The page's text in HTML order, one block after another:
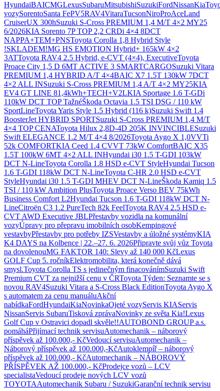
HyundaiBAICMGLexusSubaruMitsubishiSuzukiFordNissanKia
vozySorentoSanta FePV5RAV4VitaraTucsonNiroProAceLand
CruiserUX 300hSuzuki S-Cross PREMIUM 1,4 M/T 4×2 MY25
6/2026KIA Sorento 7P TOP 2,2 CRDi 4×4 8DCT
NAPPA+TEM+PNSToyota Corolla 1,8 Hybrid Style
!SKLADEM!MG HS EMOTION Hybrid+ 165kW 4×2
3ATToyota RAV4 2.5 Hybrid, e-CVT (4×4), ExecutiveToyota
Proace City 1,5 D 6MT ACTIVE 3 SMARTCARGOSuzuki Vitara
PREMIUM 1,4 HYBRID A/T 4×4BAIC X7 1.5T 130kW 7DCT
4×2 ALL INSuzuki S-Cross PREMIUM 1,4 A/T 4×2 MY25KIA
EV4 GT LINE 81,4kWh+TECH+V2LKIA Sportage 1.6 T-GDi
110kW DCT TOP TažnéŠkoda Octavia 1.5 TSI DSG / 110 kW
SportLineToyota Yaris Style 1.5 Hybrid (116 k)Suzuki Swift 1.4
BoosterJet HYBRID SPORTSuzuki S-Cross PREMIUM 1,4 M/T
4×4 TOP CENAToyota Hilux 2,8D-4D 205K INVINCIBLESuzuki
Swift ELEGANCE 1.2 M/T 4×4 8/2026Toyota Aygo X 1,0VVTi
52k COMFORTKIA Ceed 1.4 CVVT 73kW ComfortBAIC X35
1.5T 100kW 6MT 4×2 ALL INHyundai i30 1.5 T-GDI 103kW
DCT N-LineToyota Corolla 1.8 HSD e-CVT StyleHyundai Tucson
1.6 T-GDI 118kW DCT N-LineToyota C-HR 2.0 HSD e-CVT
StyleHyundai i30 1.5 T-GDI MHEV DCT N-LineŠkoda Kamiq 1.5
TSI / 110 kW Ambition PlusToyota Proace Verso BEV 75kWh
Business Comfort L2Hyundai Tucson 1.6 T-GDI 118kW DCT N-
LineCitroën C3 1.2 PureTech 82k FeelToyota RAV4 2.5 HSD e-
CVT AWD Executive JBLPřestavby vozidla na komunální
vozyÚpravy pro přepravu imobilních osobKempingové
vestavbyPřestavby pro potřeby IZSVestavby a úložné systémyKIA
K4 DAYS na Kolbence | 22.–27. 6. 2026Připravte svůj vůz Toyota
na dovolenouMG FAKTOR 140: Slevy až 140 000 KčLexus
GOLF Cup 5. ročníkElektromobilita, která konečně dává
smysl.Toyota Corolla TS s jedinečným finacovánímSuzuki Swift
Premium CVT za nejnižší cenu v ČRToyota Týden: Seznamte se s
novou RAV4Suzuki Vitara a S-Cross Black EditionToyota Aygo X
s automatem za cenu manuáluAkční
nabídkaFordHyundaiKiaNovinkaOjeté vozyServis KIAServis
NissanServis SubaruTisková zprávaNovinky ze světa Kia!Lexus
Golf Cup v Ostravici dopadl skvěle!!AUTOBOND GROUP a.s.
pomáháPřijímací technik servisuAutomechanik – náborový
příspěvek až 100.000,- KčVedoucí servisuAutomechanik –
Náborový příspěvek až 100.000,-KčAutoklempíř – náborový
příspěvek až 100.000,- KčAutomechanik – NÁBOROVÝ
PŘÍSPĚVEK AŽ 100.000,- KčProdejce vozů – LCV
specialistaVedoucí prodeje nových LCV vozů
TOYOTAAutomechanik Subaru / SuzukiGaranční technik servisu